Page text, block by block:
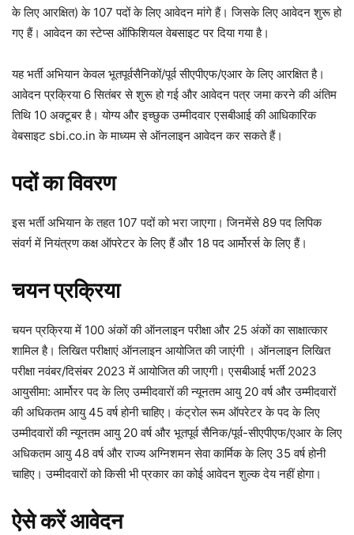
के लिए आरक्षित) के 107 पदों के लिए आवेदन मांगे हैं। जिसके लिए आवेदन शुरू हो
गए हैं। आवेदन का स्टेप्स ऑफिशियल वेबसाइट पर दिया गया है।
यह भर्ती अभियान केवल भूतपूर्वसैनिकों/पूर्व सीएपीएफ/एआर के लिए आरक्षित है।
आवेदन प्रक्रिया 6 सितंबर से शुरू हो गई और आवेदन पत्र जमा करने की अंतिम
तिथि 10 अक्टूबर है। योग्य और इच्छुक उम्मीदवार एसबीआई की आधिकारिक
वेबसाइट sbi.co.in के माध्यम से ऑनलाइन आवेदन कर सकते हैं।
पदों का विवरण
इस भर्ती अभियान के तहत 107 पदों को भरा जाएगा। जिनमेंसे 89 पद लिपिक
संवर्ग में नियंत्रण कक्ष ऑपरेटर के लिए हैं और 18 पद आर्मोरर्स के लिए हैं।
चयन प्रक्रिया
चयन प्रक्रिया में 100 अंकों की ऑनलाइन परीक्षा और 25 अंकों का साक्षात्कार
शामिल है। लिखित परीक्षाएं ऑनलाइन आयोजित की जाएंगी । ऑनलाइन लिखित
परीक्षा नवंबर/दिसंबर 2023 में आयोजित की जाएगी। एसबीआई भर्ती 2023
आयुसीमा: आर्मोरर पद के लिए उम्मीदवारों की न्यूनतम आयु 20 वर्ष और उम्मीदवारों
की अधिकतम आयु 45 वर्ष होनी चाहिए। कंट्रोल रूम ऑपरेटर के पद के लिए
उम्मीदवारों की न्यूनतम आयु 20 वर्ष और भूतपूर्व सैनिक/पूर्व-सीएपीएफ/एआर के लिए
अधिकतम आयु 48 वर्ष और राज्य अग्निशमन सेवा कार्मिक के लिए 35 वर्ष होनी
चाहिए। उम्मीदवारों को किसी भी प्रकार का कोई आवेदन शुल्क देय नहीं होगा।
ऐसे करें आवेदन